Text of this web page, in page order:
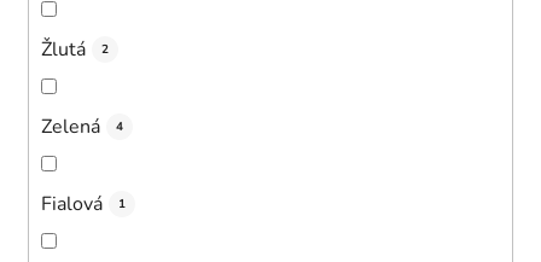
Žlutá 2
Zelená 4
Fialová 1